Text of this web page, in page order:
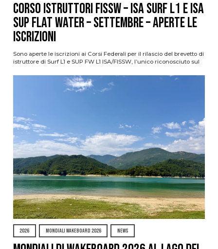
CORSO ISTRUTTORI FISSW – ISA SURF L1 e ISA
SUP Flat Water – SETTEMBRE – APERTE LE
ISCRIZIONI
Sono aperte le iscrizioni ai Corsi Federali per il rilascio del brevetto di
istruttore di Surf L1 e SUP FW L1 ISA/FISSW, l’unico riconosciuto sul
2026 MONDIALI WAKEBOARD 2026 NEWS